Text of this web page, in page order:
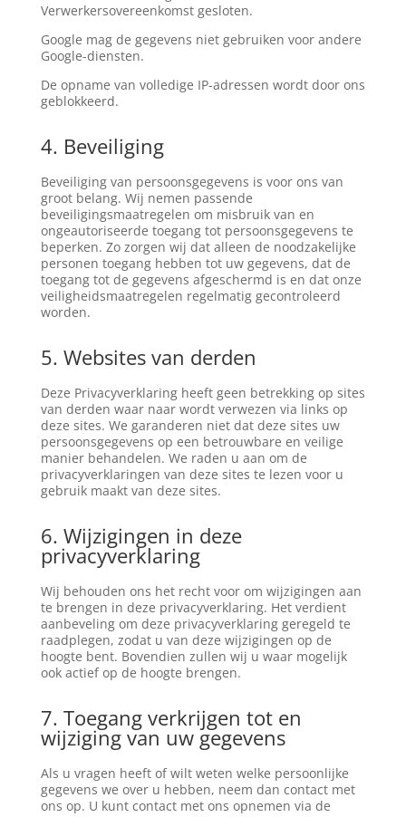
Verwerkersovereenkomst gesloten.
Google mag de gegevens niet gebruiken voor andere
Google-diensten.
De opname van volledige IP-adressen wordt door ons
geblokkeerd.
4. Beveiliging
Beveiliging van persoonsgegevens is voor ons van
groot belang. Wij nemen passende
beveiligingsmaatregelen om misbruik van en
ongeautoriseerde toegang tot persoonsgegevens te
beperken. Zo zorgen wij dat alleen de noodzakelijke
personen toegang hebben tot uw gegevens, dat de
toegang tot de gegevens afgeschermd is en dat onze
veiligheidsmaatregelen regelmatig gecontroleerd
worden.
5. Websites van derden
Deze Privacyverklaring heeft geen betrekking op sites
van derden waar naar wordt verwezen via links op
deze sites. We garanderen niet dat deze sites uw
persoonsgegevens op een betrouwbare en veilige
manier behandelen. We raden u aan om de
privacyverklaringen van deze sites te lezen voor u
gebruik maakt van deze sites.
6. Wijzigingen in deze
privacyverklaring
Wij behouden ons het recht voor om wijzigingen aan
te brengen in deze privacyverklaring. Het verdient
aanbeveling om deze privacyverklaring geregeld te
raadplegen, zodat u van deze wijzigingen op de
hoogte bent. Bovendien zullen wij u waar mogelijk
ook actief op de hoogte brengen.
7. Toegang verkrijgen tot en
wijziging van uw gegevens
Als u vragen heeft of wilt weten welke persoonlijke
gegevens we over u hebben, neem dan contact met
ons op. U kunt contact met ons opnemen via de